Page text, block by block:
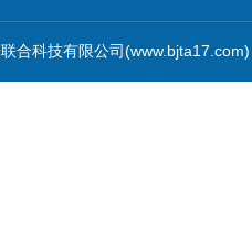
合科技有限公司